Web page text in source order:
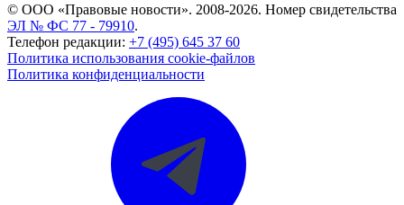
© ООО «Правовые новости». 2008-2026. Номер свидетельства
ЭЛ № ФС 77 - 79910.
Телефон редакции: +7 (495) 645 37 60
Политика использования cookie-файлов
Политика конфиденциальности